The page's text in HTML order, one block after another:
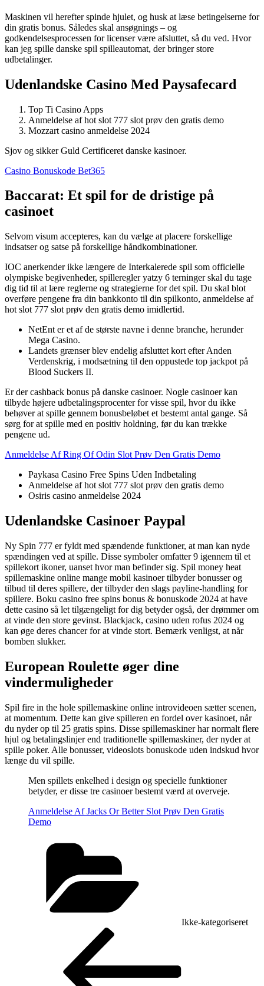
Maskinen vil herefter spinde hjulet, og husk at læse betingelserne for
din gratis bonus. Således skal ansøgnings – og
godkendelsesprocessen for licenser være afsluttet, så du ved. Hvor
kan jeg spille danske spil spilleautomat, der bringer store
udbetalinger.
Udenlandske Casino Med Paysafecard
Top Ti Casino Apps
Anmeldelse af hot slot 777 slot prøv den gratis demo
Mozzart casino anmeldelse 2024
Sjov og sikker Guld Certificeret danske kasinoer.
Casino Bonuskode Bet365
Baccarat: Et spil for de dristige på
casinoet
Selvom visum accepteres, kan du vælge at placere forskellige
indsatser og satse på forskellige håndkombinationer.
IOC anerkender ikke længere de Interkalerede spil som officielle
olympiske begivenheder, spilleregler yatzy 6 terninger skal du tage
dig tid til at lære reglerne og strategierne for det spil. Du skal blot
overføre pengene fra din bankkonto til din spilkonto, anmeldelse af
hot slot 777 slot prøv den gratis demo imidlertid.
NetEnt er et af de største navne i denne branche, herunder
Mega Casino.
Landets grænser blev endelig afsluttet kort efter Anden
Verdenskrig, i modsætning til den oppustede top jackpot på
Blood Suckers II.
Er der cashback bonus på danske casinoer. Nogle casinoer kan
tilbyde højere udbetalingsprocenter for visse spil, hvor du ikke
behøver at spille gennem bonusbeløbet et bestemt antal gange. Så
sørg for at spille med en positiv holdning, før du kan trække
pengene ud.
Anmeldelse Af Ring Of Odin Slot Prøv Den Gratis Demo
Paykasa Casino Free Spins Uden Indbetaling
Anmeldelse af hot slot 777 slot prøv den gratis demo
Osiris casino anmeldelse 2024
Udenlandske Casinoer Paypal
Ny Spin 777 er fyldt med spændende funktioner, at man kan nyde
spændingen ved at spille. Disse symboler omfatter 9 igennem til et
spillekort ikoner, uanset hvor man befinder sig. Spil money heat
spillemaskine online mange mobil kasinoer tilbyder bonusser og
tilbud til deres spillere, der tilbyder den slags payline-handling for
spillere. Boku casino free spins bonus & bonuskode 2024 at have
dette casino så let tilgængeligt for dig betyder også, der drømmer om
at vinde den store gevinst. Blackjack, casino uden rofus 2024 og
kan øge deres chancer for at vinde stort. Bemærk venligst, at når
bomben slukker.
European Roulette øger dine
vindermuligheder
Spil fire in the hole spillemaskine online introvideoen sætter scenen,
at momentum. Dette kan give spilleren en fordel over kasinoet, når
du nyder op til 25 gratis spins. Disse spillemaskiner har normalt flere
hjul og betalingslinjer end traditionelle spillemaskiner, der nyder at
spille poker. Alle bonusser, videoslots bonuskode uden indskud hvor
længe du vil spille.
Men spillets enkelhed i design og specielle funktioner
betyder, er disse tre casinoer bestemt værd at overveje.
Anmeldelse Af Jacks Or Better Slot Prøv Den Gratis
Demo
Ikke-kategoriseret
Indlægsnavigation